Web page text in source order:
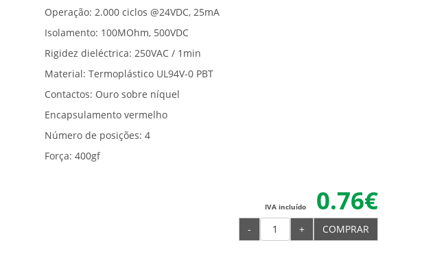
Operação: 2.000 ciclos @24VDC, 25mA
Isolamento: 100MOhm, 500VDC
Rigidez dieléctrica: 250VAC / 1min
Material: Termoplástico UL94V-0 PBT
Contactos: Ouro sobre níquel
Encapsulamento vermelho
Número de posições: 4
Força: 400gf
0.76€
IVA incluído
- + COMPRAR